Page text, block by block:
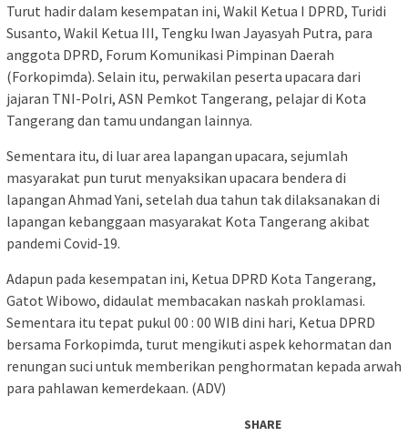
Turut hadir dalam kesempatan ini, Wakil Ketua I DPRD, Turidi
Susanto, Wakil Ketua III, Tengku Iwan Jayasyah Putra, para
anggota DPRD, Forum Komunikasi Pimpinan Daerah
(Forkopimda). Selain itu, perwakilan peserta upacara dari
jajaran TNI-Polri, ASN Pemkot Tangerang, pelajar di Kota
Tangerang dan tamu undangan lainnya.
Sementara itu, di luar area lapangan upacara, sejumlah
masyarakat pun turut menyaksikan upacara bendera di
lapangan Ahmad Yani, setelah dua tahun tak dilaksanakan di
lapangan kebanggaan masyarakat Kota Tangerang akibat
pandemi Covid-19.
Adapun pada kesempatan ini, Ketua DPRD Kota Tangerang,
Gatot Wibowo, didaulat membacakan naskah proklamasi.
Sementara itu tepat pukul 00 : 00 WIB dini hari, Ketua DPRD
bersama Forkopimda, turut mengikuti aspek kehormatan dan
renungan suci untuk memberikan penghormatan kepada arwah
para pahlawan kemerdekaan. (ADV)
SHARE